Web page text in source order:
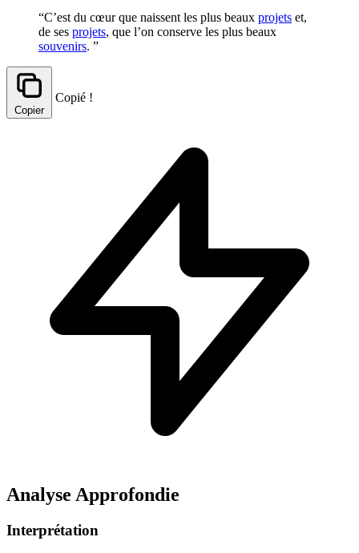
“C’est du cœur que naissent les plus beaux projets et,
de ses projets, que l’on conserve les plus beaux
souvenirs. ”
Copier
Copié !
Analyse Approfondie
Interprétation